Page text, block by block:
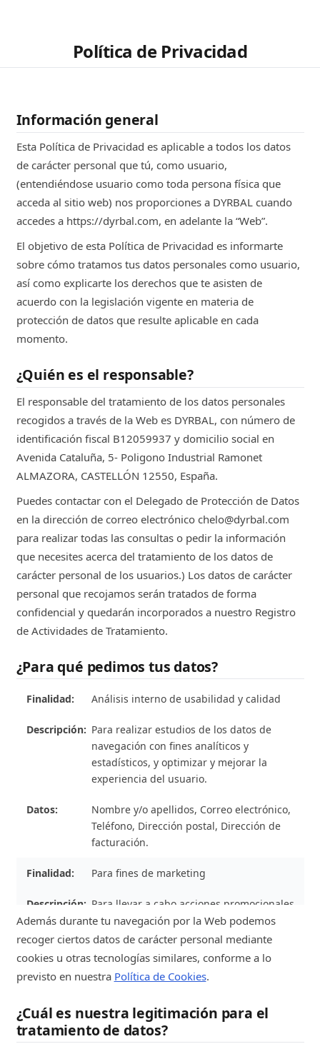
Política de Privacidad
Información general
Esta Política de Privacidad es aplicable a todos los datos
de carácter personal que tú, como usuario,
(entendiéndose usuario como toda persona física que
acceda al sitio web) nos proporciones a DYRBAL cuando
accedes a https://dyrbal.com, en adelante la “Web”.
El objetivo de esta Política de Privacidad es informarte
sobre cómo tratamos tus datos personales como usuario,
así como explicarte los derechos que te asisten de
acuerdo con la legislación vigente en materia de
protección de datos que resulte aplicable en cada
momento.
¿Quién es el responsable?
El responsable del tratamiento de los datos personales
recogidos a través de la Web es DYRBAL, con número de
identificación fiscal B12059937 y domicilio social en
Avenida Cataluña, 5- Poligono Industrial Ramonet
ALMAZORA, CASTELLÓN 12550, España.
Puedes contactar con el Delegado de Protección de Datos
en la dirección de correo electrónico chelo@dyrbal.com
para realizar todas las consultas o pedir la información
que necesites acerca del tratamiento de los datos de
carácter personal de los usuarios.) Los datos de carácter
personal que recojamos serán tratados de forma
confidencial y quedarán incorporados a nuestro Registro
de Actividades de Tratamiento.
¿Para qué pedimos tus datos?
Análisis interno de usabilidad y calidad
Para realizar estudios de los datos de
navegación con fines analíticos y
estadísticos, y optimizar y mejorar la
experiencia del usuario.
Nombre y/o apellidos, Correo electrónico,
Teléfono, Dirección postal, Dirección de
facturación.
Para fines de marketing
Para llevar a cabo acciones promocionales
de nuestros productos o servicios, según
el consentimiento expresado por el
usuario y la información facilitada en el
momento de la recogida del mismo.
Personalizar los servicios que te
recomendaciones en función de tu
interacción con nosotros en la web y del
Además durante tu navegación por la Web podemos
recoger ciertos datos de carácter personal mediante
cookies u otras tecnologías similares, conforme a lo
previsto en nuestra Política de Cookies.
¿Cuál es nuestra legitimación para el
tratamiento de datos?